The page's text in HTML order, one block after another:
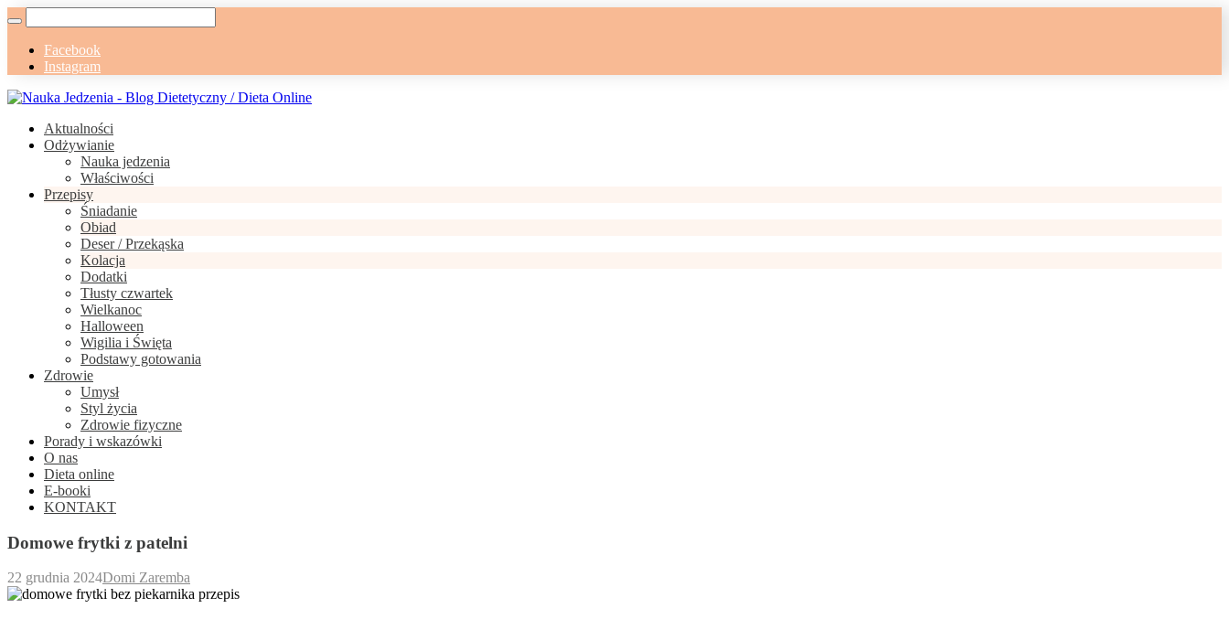
Facebook
Instagram
Aktualności
Odżywianie
Nauka jedzenia
Właściwości
Przepisy
Śniadanie
Obiad
Deser / Przekąska
Kolacja
Dodatki
Tłusty czwartek
Wielkanoc
Halloween
Wigilia i Święta
Podstawy gotowania
Zdrowie
Umysł
Styl życia
Zdrowie fizyczne
Porady i wskazówki
O nas
Dieta online
E-booki
KONTAKT
Domowe frytki z patelni
22 grudnia 2024Domi Zaremba